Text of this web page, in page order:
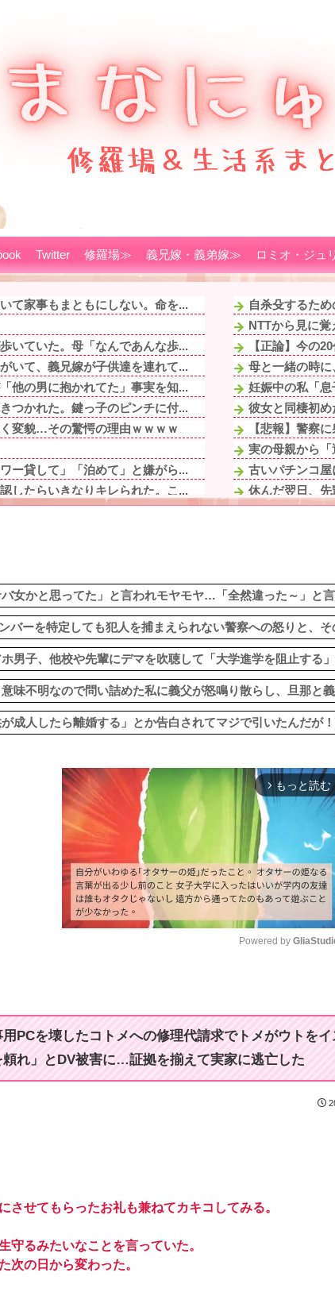
Twitter 修羅場≫ 義兄嫁・義弟嫁≫ ロミオ・ジュ
て家事もまともにしない。命を...
いていた。母「なんであんな歩...
いて、義兄嫁が子供達を連れて...
他の男に抱かれてた」事実を知...
つかれた。鍵っ子のピンチに付...
変貌…その驚愕の理由ｗｗｗｗ
ー貸して」「泊めて」と嫌がら...
したらいきなりキレられた。こ...
したらいきなりキレられた。こ...
つかれた。鍵っ子のピンチに付...
治療を経て妊娠５ヶ月になった...
子が入院。ウトメ『好き嫌いを...
自杀殳するた
NTTから見に
【正論】今の
母と一緒の時
妊娠中の私「
彼女と同棲初
【悲報】警察
実の母親から
古いパチンコ
休んだ翌日、
【速報】全国
泥酔した義父
女かと思ってた」と言われモヤモヤ…「全然違った～」と
バーを特定しても犯人を捕まえられない警察への怒りと、そ
男子、他校や先輩にデマを吹聴して「大学進学を阻止する
味不明なので問い詰めた私に義父が怒鳴り散らし、旦那と
成人したら離婚する」とか告白されてマジで引いたんだが
arrow_forward_ios もっと読む
t
e
Powered by
PCを壊したコトメへの修理代請求でトメがウトをイ
れ」とDV被害に…証拠を揃えて実家に逃亡した
せてもらったお礼も兼ねてカキコしてみる。
守るみたいなことを言っていた。
次の日から変わった。